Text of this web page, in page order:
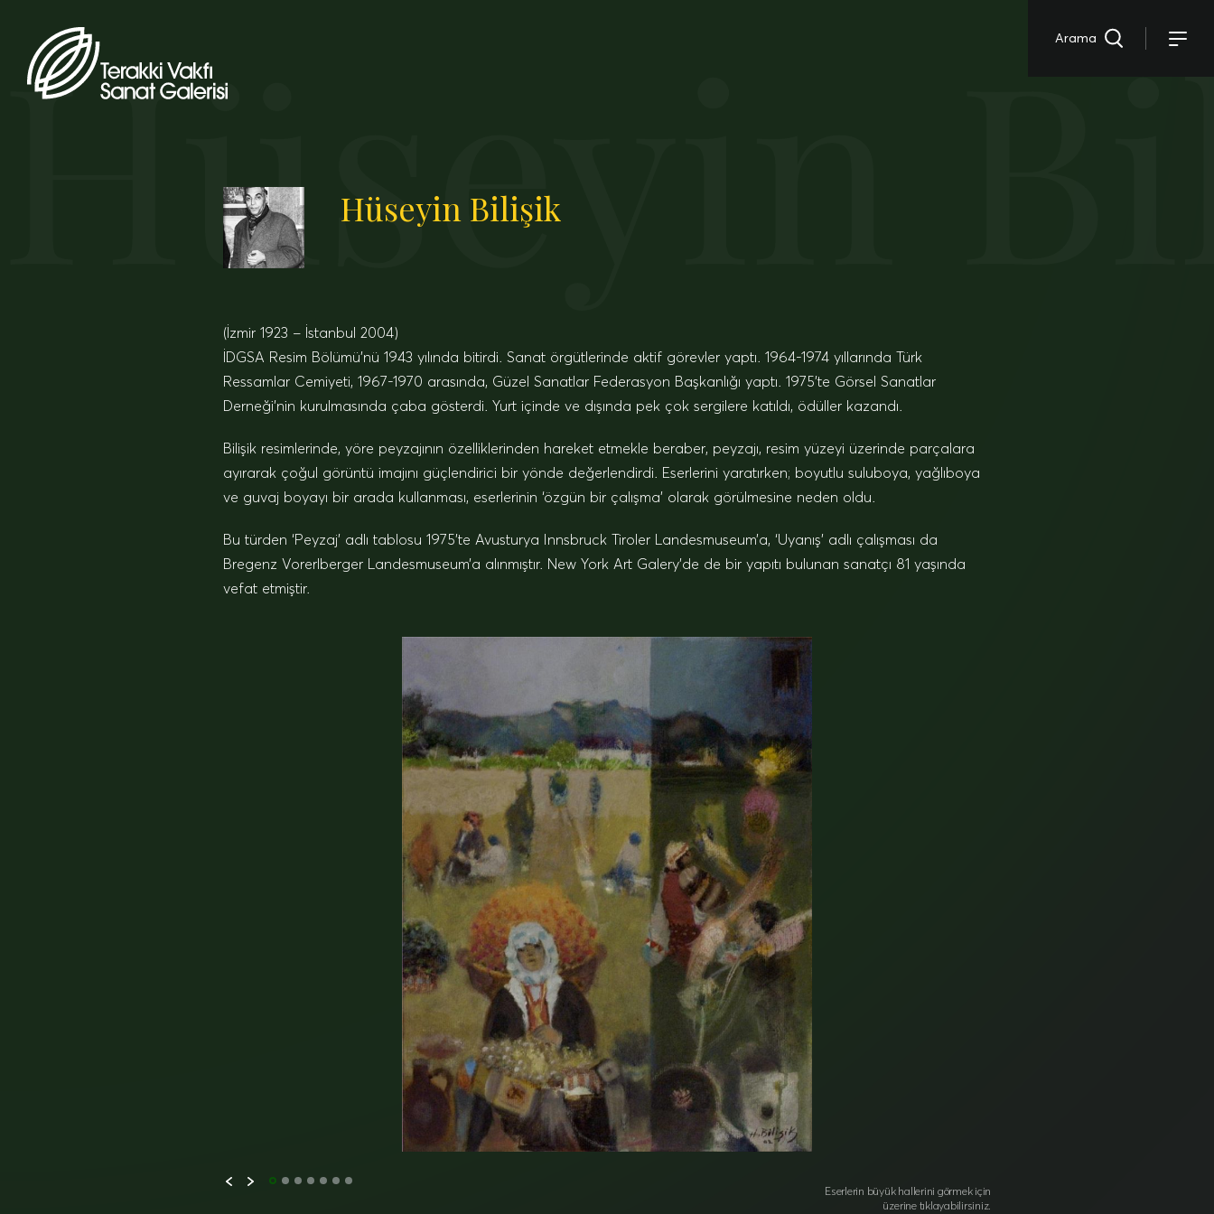
Arama
Hüseyin
Hüseyin Bilişik
(İzmir 1923 – İstanbul 2004)
İDGSA Resim Bölümü’nü 1943 yılında bitirdi. Sanat örgütlerinde aktif görevler yaptı. 1964-1974 yıllarında Türk
Ressamlar Cemiyeti, 1967-1970 arasında, Güzel Sanatlar Federasyon Başkanlığı yaptı. 1975’te Görsel Sanatlar
Derneği’nin kurulmasında çaba gösterdi. Yurt içinde ve dışında pek çok sergilere katıldı, ödüller kazandı.
Bilişik resimlerinde, yöre peyzajının özelliklerinden hareket etmekle beraber, peyzajı, resim yüzeyi üzerinde parçalara
ayırarak çoğul görüntü imajını güçlendirici bir yönde değerlendirdi. Eserlerini yaratırken; boyutlu suluboya, yağlıboya
ve guvaj boyayı bir arada kullanması, eserlerinin ‘özgün bir çalışma’ olarak görülmesine neden oldu.
Bu türden ‘Peyzaj’ adlı tablosu 1975’te Avusturya Innsbruck Tiroler Landesmuseum’a, ‘Uyanış’ adlı çalışması da
Bregenz Vorerlberger Landesmuseum’a alınmıştır. New York Art Galery’de de bir yapıtı bulunan sanatçı 81 yaşında
vefat etmiştir.
Eserlerin büyük hallerini görmek için
üzerine tıklayabilirsiniz.